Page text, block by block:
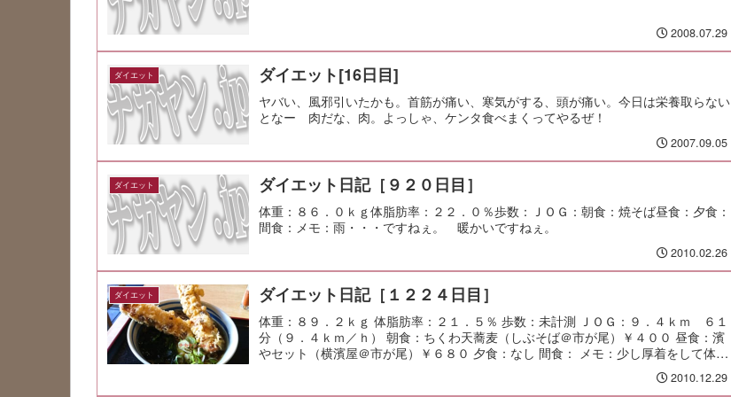
2008.07.29
ダイエット ダイエット[16日目]
ヤバい、風邪引いたかも。首筋が痛い、寒気がする、頭が痛い。今日は栄養取らない
となー 肉だな、肉。よっしゃ、ケンタ食べまくってやるぜ！
2007.09.05
ダイエット ダイエット日記［９２０日目］
体重：８６．０ｋｇ体脂肪率：２２．０％歩数：ＪＯＧ：朝食：焼そば昼食：夕食：
間食：メモ：雨・・・ですねぇ。 暖かいですねぇ。
2010.02.26
ダイエット ダイエット日記［１２２４日目］
体重：８９．２ｋｇ 体脂肪率：２１．５％ 歩数：未計測 ＪＯＧ：９．４ｋｍ ６１
分（９．４ｋｍ／ｈ） 朝食：ちくわ天蕎麦（しぶそば＠市が尾）￥４００ 昼食：濱
やセット（横濱屋＠市が尾）￥６８０ 夕食：なし 間食： メモ：少し厚着をして体を
2010.12.29